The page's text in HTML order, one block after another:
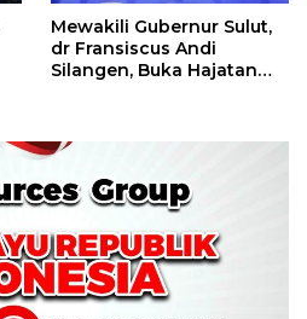
Mewakili Gubernur Sulut,
dr Fransiscus Andi
Silangen, Buka Hajatan